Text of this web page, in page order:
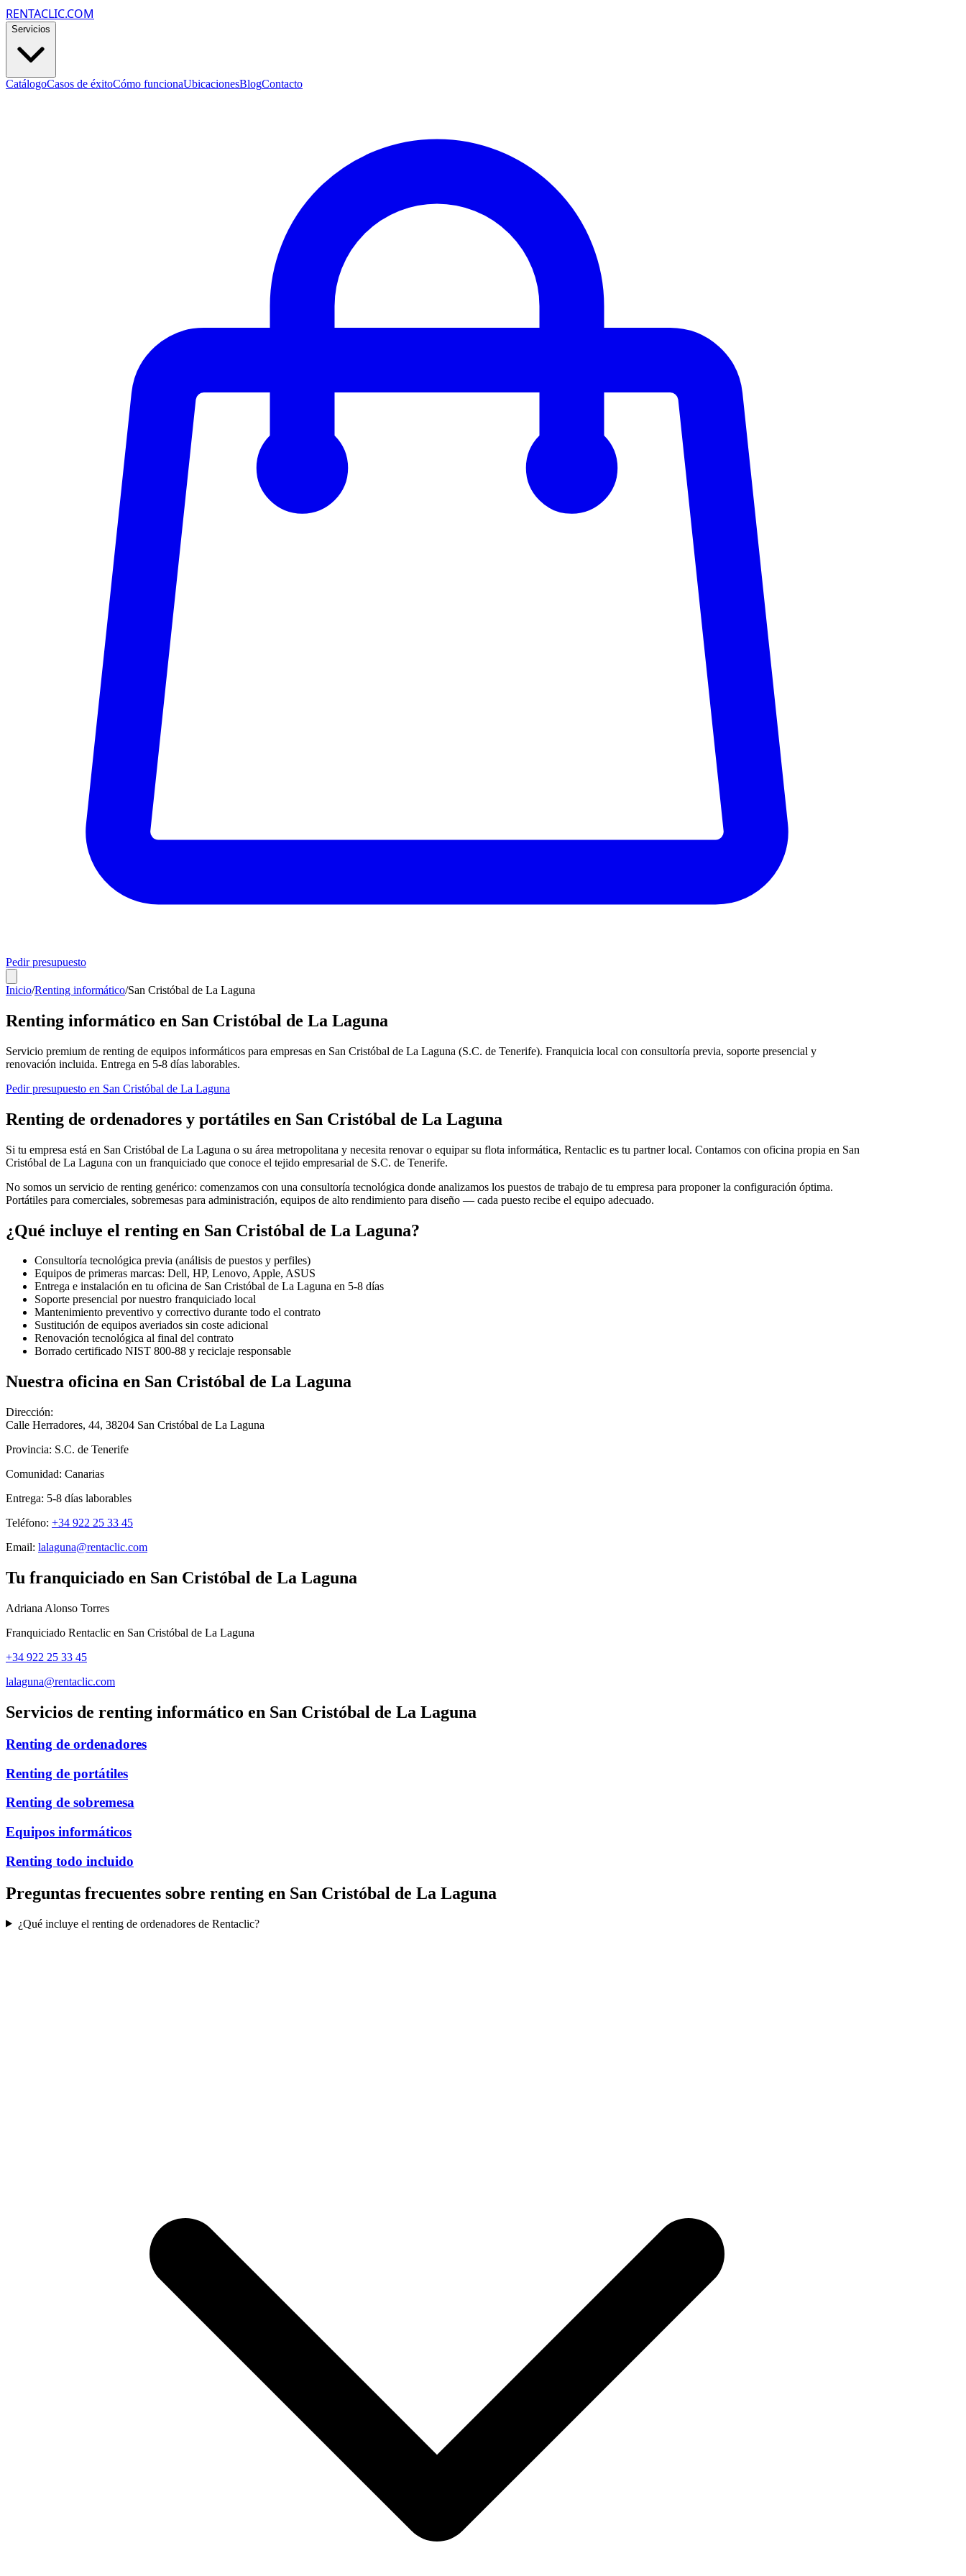
RENTACLIC.COM
Servicios
CatálogoCasos de éxitoCómo funcionaUbicacionesBlogContacto
Pedir presupuesto
Inicio/Renting informático/San Cristóbal de La Laguna
Renting informático en San Cristóbal de La Laguna
Servicio premium de renting de equipos informáticos para empresas en San Cristóbal de La Laguna (S.C. de Tenerife). Franquicia local con consultoría previa, soporte presencial y
renovación incluida. Entrega en 5-8 días laborables.
Pedir presupuesto en San Cristóbal de La Laguna
Renting de ordenadores y portátiles en San Cristóbal de La Laguna
Si tu empresa está en San Cristóbal de La Laguna o su área metropolitana y necesita renovar o equipar su flota informática, Rentaclic es tu partner local. Contamos con oficina propia en San
Cristóbal de La Laguna con un franquiciado que conoce el tejido empresarial de S.C. de Tenerife.
No somos un servicio de renting genérico: comenzamos con una consultoría tecnológica donde analizamos los puestos de trabajo de tu empresa para proponer la configuración óptima.
Portátiles para comerciales, sobremesas para administración, equipos de alto rendimiento para diseño — cada puesto recibe el equipo adecuado.
¿Qué incluye el renting en San Cristóbal de La Laguna?
Consultoría tecnológica previa (análisis de puestos y perfiles)
Equipos de primeras marcas: Dell, HP, Lenovo, Apple, ASUS
Entrega e instalación en tu oficina de San Cristóbal de La Laguna en 5-8 días
Soporte presencial por nuestro franquiciado local
Mantenimiento preventivo y correctivo durante todo el contrato
Sustitución de equipos averiados sin coste adicional
Renovación tecnológica al final del contrato
Borrado certificado NIST 800-88 y reciclaje responsable
Nuestra oficina en San Cristóbal de La Laguna
Dirección:
Calle Herradores, 44, 38204 San Cristóbal de La Laguna
Provincia: S.C. de Tenerife
Comunidad: Canarias
Entrega: 5-8 días laborables
Teléfono: +34 922 25 33 45
Email: lalaguna@rentaclic.com
Tu franquiciado en San Cristóbal de La Laguna
Adriana Alonso Torres
Franquiciado Rentaclic en San Cristóbal de La Laguna
+34 922 25 33 45
lalaguna@rentaclic.com
Servicios de renting informático en San Cristóbal de La Laguna
Renting de ordenadores
Renting de portátiles
Renting de sobremesa
Equipos informáticos
Renting todo incluido
Preguntas frecuentes sobre renting en San Cristóbal de La Laguna
¿Qué incluye el renting de ordenadores de Rentaclic?